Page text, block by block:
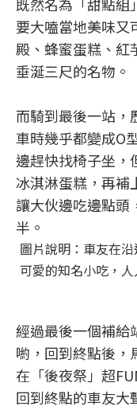
要大嗑當地美味又
殿、蜂蜜蛋糕、紅
垂涎三尺的名物。
而騎到最後一站，
車時幾乎都變成O
邊趕快找椅子坐，
冰淇淋蛋糕，再補
讓大伙邊吃邊點頭
半。
圖片說明：車友在
可愛的知名小吃，人
經過最後一個補給
喲，回到終點後，
在「後夜祭」超
回到終點的車友大